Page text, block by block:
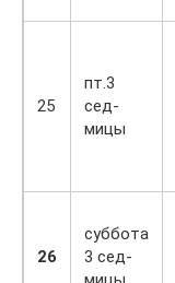
25
пт.3
сед-
мицы
26
суббота
3 сед-